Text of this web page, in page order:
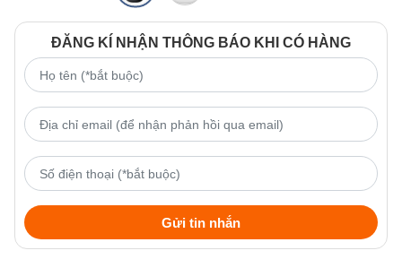
ĐĂNG KÍ NHẬN THÔNG BÁO KHI CÓ HÀNG
Gửi tin nhắn